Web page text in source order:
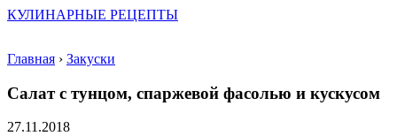
КУЛИНАРНЫЕ РЕЦЕПТЫ
Главная › Закуски
Салат с тунцом, спаржевой фасолью и кускусом
27.11.2018